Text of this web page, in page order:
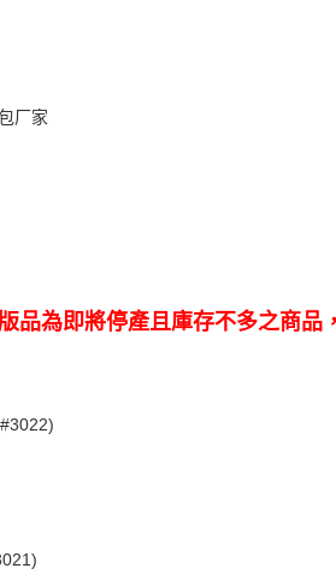
厂家
品為即將停產且庫存不多之商品